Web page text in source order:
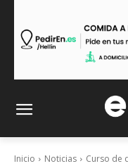
Inicio Noticias Curso de